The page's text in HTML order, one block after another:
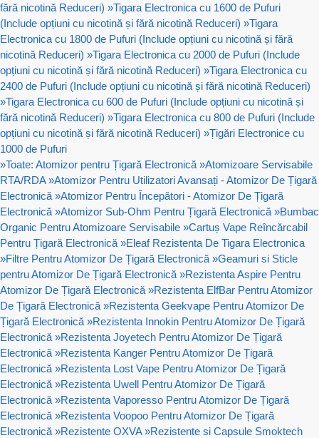
fără nicotină Reduceri) »Tigara Electronica cu 1600 de Pufuri
(Include opțiuni cu nicotină și fără nicotină Reduceri) »Tigara
Electronica cu 1800 de Pufuri (Include opțiuni cu nicotină și fără
nicotină Reduceri) »Tigara Electronica cu 2000 de Pufuri (Include
opțiuni cu nicotină și fără nicotină Reduceri) »Tigara Electronica cu
2400 de Pufuri (Include opțiuni cu nicotină și fără nicotină Reduceri)
»Tigara Electronica cu 600 de Pufuri (Include opțiuni cu nicotină și
fără nicotină Reduceri) »Tigara Electronica cu 800 de Pufuri (Include
opțiuni cu nicotină și fără nicotină Reduceri) »Țigări Electronice cu
1000 de Pufuri
»Toate: Atomizor pentru Țigară Electronică »Atomizoare Servisabile
RTA/RDA »Atomizor Pentru Utilizatori Avansați - Atomizor De Țigară
Electronică »Atomizor Pentru Începători - Atomizor De Țigară
Electronică »Atomizor Sub-Ohm Pentru Țigară Electronică »Bumbac
Organic Pentru Atomizoare Servisabile »Cartuș Vape Reîncărcabil
Pentru Țigară Electronică »Eleaf Rezistenta De Tigara Electronica
»Filtre Pentru Atomizor De Țigară Electronică »Geamuri si Sticle
pentru Atomizor De Țigară Electronică »Rezistenta Aspire Pentru
Atomizor De Țigară Electronică »Rezistenta ElfBar Pentru Atomizor
De Țigară Electronică »Rezistenta Geekvape Pentru Atomizor De
Țigară Electronică »Rezistenta Innokin Pentru Atomizor De Țigară
Electronică »Rezistenta Joyetech Pentru Atomizor De Țigară
Electronică »Rezistenta Kanger Pentru Atomizor De Țigară
Electronică »Rezistenta Lost Vape Pentru Atomizor De Țigară
Electronică »Rezistenta Uwell Pentru Atomizor De Țigară
Electronică »Rezistenta Vaporesso Pentru Atomizor De Țigară
Electronică »Rezistenta Voopoo Pentru Atomizor De Țigară
Electronică »Rezistente OXVA »Rezistente si Capsule Smoktech